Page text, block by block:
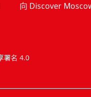
向 Discover
署名 4.0